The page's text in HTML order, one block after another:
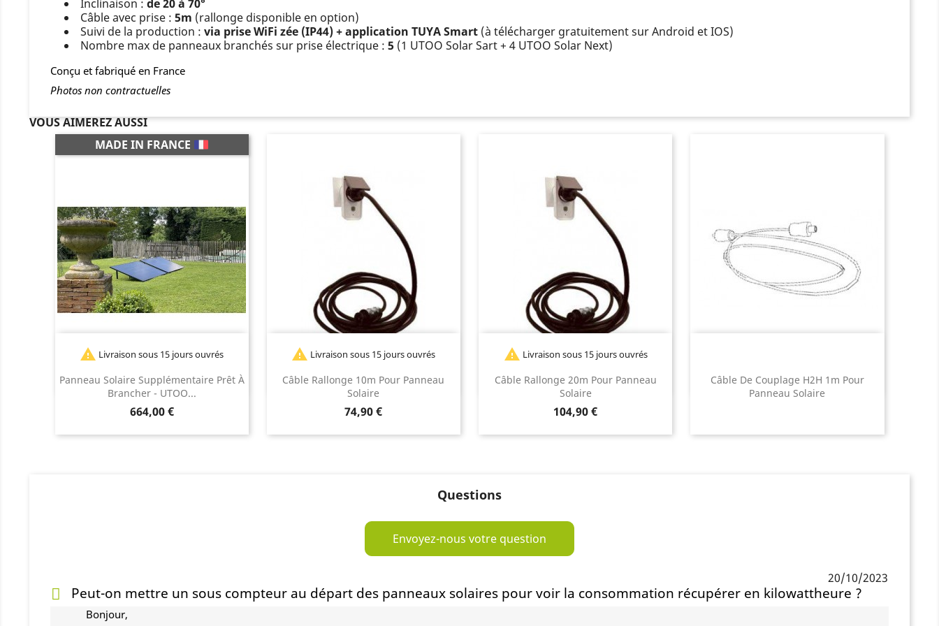
Inclinaison : de 20 à 70°
Câble avec prise : 5m (rallonge disponible en option)
Suivi de la production : via prise WiFi zée (IP44) + application TUYA Smart(à télécharger gratuitement sur Android et IOS)
Nombre max de panneaux branchés sur prise électrique : 5(1 UTOO Solar Sart + 4 UTOO Solar Next)
Conçu et fabriqué en France
Photos non contractuelles
VOUS AIMEREZ AUSSI
Panneau Solaire Supplémentaire Prêt À
Brancher - UTOO...
Prix
664,00 €
MADE IN FRANCE
 Livraison sous 15 jours ouvrés
Câble Rallonge 10m Pour Panneau
Solaire
Prix
74,90 €
 Livraison sous 15 jours ouvrés
Câble Rallonge 20m Pour Panneau
Solaire
Prix
104,90 €
 Livraison sous 15 jours ouvrés
Câble De Couplage H2H 1m Pour
Panneau Solaire
Questions
Envoyez-nous votre question
20/10/2023
Peut-on mettre un sous compteur au départ des panneaux solaires pour voir la consommation récupérer en kilowattheure ?
Bonjour,